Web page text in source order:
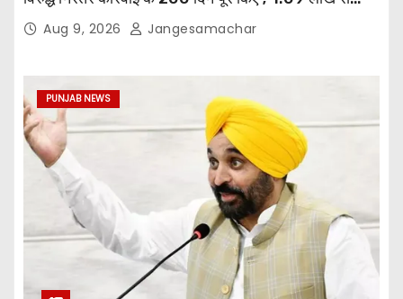
अधिक छापेमारियाँ कीं, 1,532 घोषित अपराधी गिरफ़्तार किए
Aug 9, 2026 Jangesamachar
PUNJAB NEWS